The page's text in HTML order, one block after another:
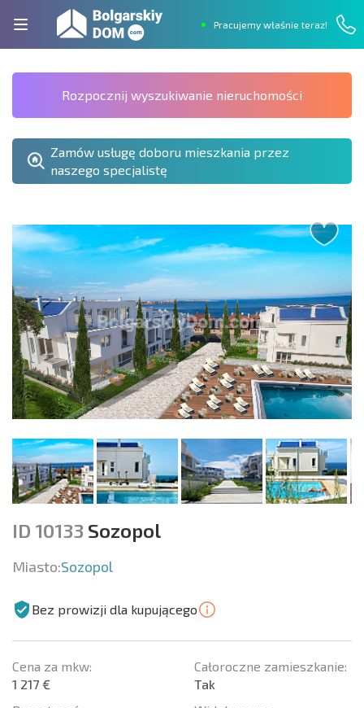
Pracujemy właśnie teraz!
Rozpocznij wyszukiwanie nieruchomości
Zamów usługę doboru mieszkania przez
naszego specjalistę
ID 10133 Sozopol
Miasto:Sozopol
Bez prowizji dla kupującego
Cena za mkw:
1 217 €
Całoroczne zamieszkanie:
Tak